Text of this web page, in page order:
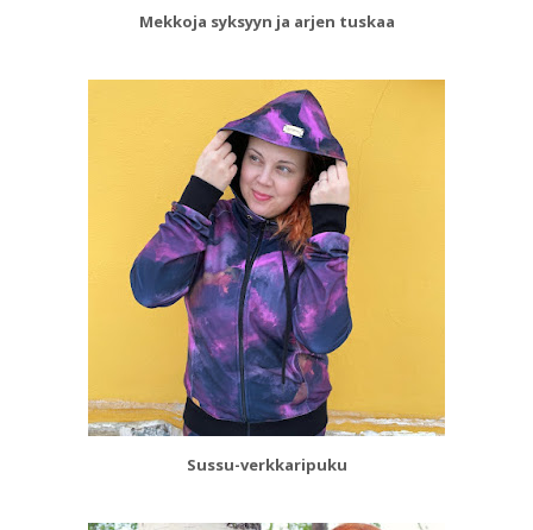
Mekkoja syksyyn ja arjen tuskaa
Sussu-verkkaripuku